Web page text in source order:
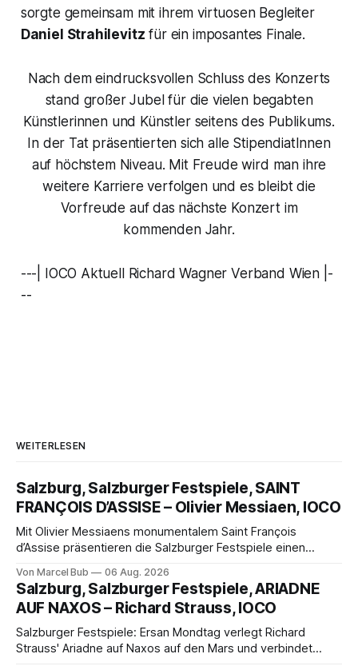
sorgte gemeinsam mit ihrem virtuosen Begleiter
Daniel Strahilevitz für ein imposantes Finale.
Nach dem eindrucksvollen Schluss des Konzerts
stand großer Jubel für die vielen begabten
Künstlerinnen und Künstler seitens des Publikums.
In der Tat präsentierten sich alle StipendiatInnen
auf höchstem Niveau. Mit Freude wird man ihre
weitere Karriere verfolgen und es bleibt die
Vorfreude auf das nächste Konzert im
kommenden Jahr.
---| IOCO Aktuell Richard Wagner Verband Wien |-
--
WEITERLESEN
Salzburg, Salzburger Festspiele, SAINT
FRANÇOIS D’ASSISE – Olivier Messiaen, IOCO
Mit Olivier Messiaens monumentalem Saint François
d’Assise präsentieren die Salzburger Festspiele einen
eine bildgewaltige Inszenierung, Maxime Pascal entfaltet
die komplexe Partitur eindrucksvoll, Philippe Sly berührt als
Franziskus.
Von Marcel Bub 06 Aug. 2026
Salzburg, Salzburger Festspiele, ARIADNE
AUF NAXOS – Richard Strauss, IOCO
Salzburger Festspiele: Ersan Mondtag verlegt Richard
Strauss' Ariadne auf Naxos auf den Mars und verbindet